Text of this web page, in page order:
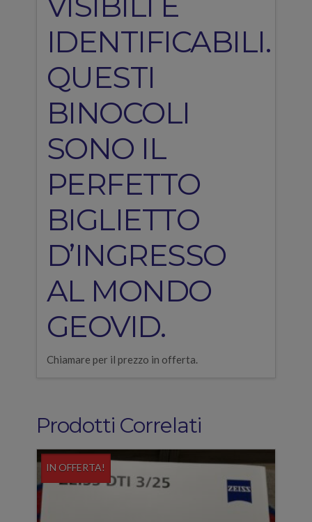
IDENTIFICABILI.
QUESTI
BINOCOLI
SONO IL
PERFETTO
BIGLIETTO
D’INGRESSO
AL MONDO
GEOVID.
Chiamare per il prezzo in offerta.
Prodotti Correlati
IN OFFERTA!